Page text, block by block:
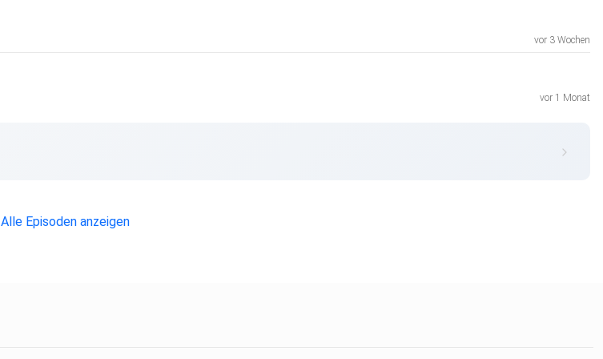
vor 3 Wochen
vor 1 Monat
Alle Episoden anzeigen